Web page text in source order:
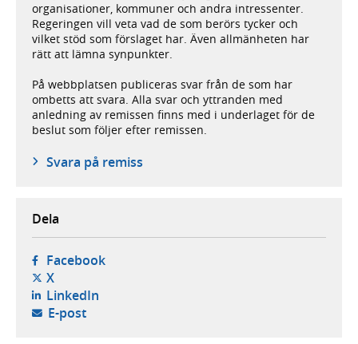
organisationer, kommuner och andra intressenter.
Regeringen vill veta vad de som berörs tycker och
vilket stöd som förslaget har. Även allmänheten har
rätt att lämna synpunkter.
På webbplatsen publiceras svar från de som har
ombetts att svara. Alla svar och yttranden med
anledning av remissen finns med i underlaget för de
beslut som följer efter remissen.
Svara på remiss
Dela
Facebook- öppnas i ny flik, extern webbplats,
X- öppnas i ny flik, extern webbplats,
LinkedIn- öppnas i ny flik, extern webbplats,
E-post- öppnar din e-postklient,